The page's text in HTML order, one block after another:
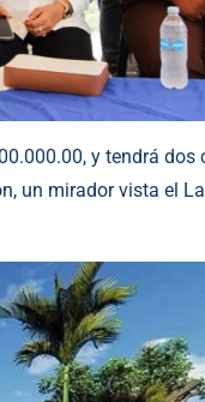
y tendrá dos
un mirador vista el